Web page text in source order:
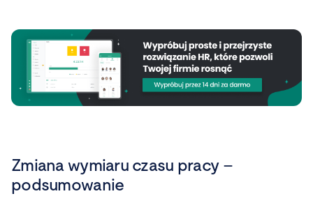
Zmiana wymiaru czasu pracy –
podsumowanie